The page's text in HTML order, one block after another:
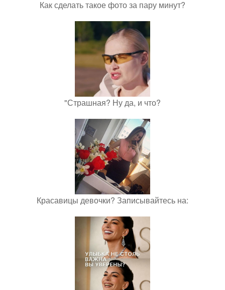
Как сделать такое фото за пару минут?
"Страшная? Ну да, и что?
Красавицы девочки? Записывайтесь на: